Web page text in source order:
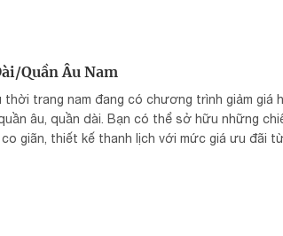
Quần Âu Nam
thời trang nam đang có chương trình giảm giá
âu, quần dài. Bạn có thể sở hữu những
giãn, thiết kế thanh lịch với mức giá ưu đãi